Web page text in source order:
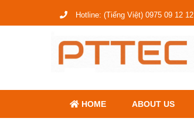
Hotline: (Tiếng Việt) 0975 09 12 12
HOME ABOUT US